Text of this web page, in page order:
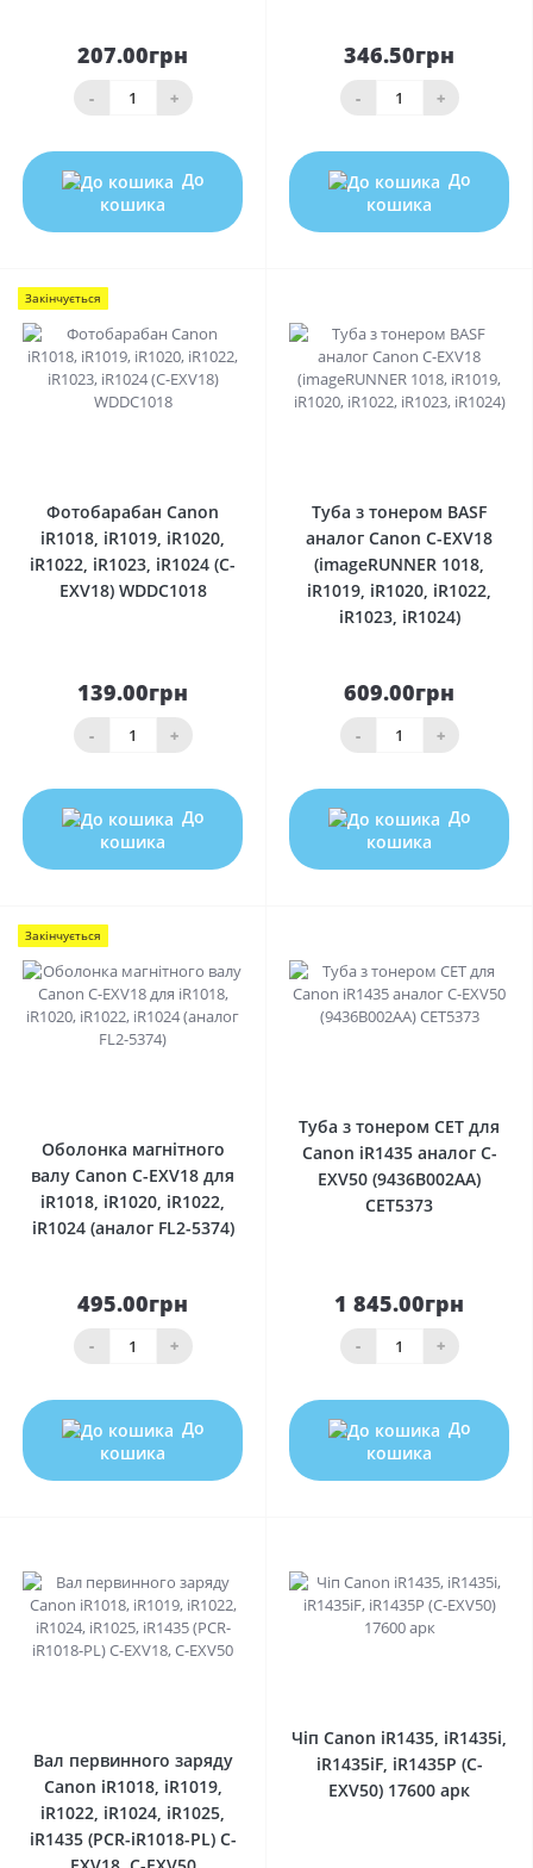
207.00грн
- +
До
кошика
346.50грн
- +
До
кошика
Закінчується
Фотобарабан Canon
iR1018, iR1019, iR1020,
iR1022, iR1023, iR1024 (C-
EXV18) WDDC1018
139.00грн
- +
До
кошика
Туба з тонером BASF
аналог Canon C-EXV18
(imageRUNNER 1018,
iR1019, iR1020, iR1022,
iR1023, iR1024)
609.00грн
- +
До
кошика
Закінчується
Оболонка магнітного
валу Canon C-EXV18 для
iR1018, iR1020, iR1022,
iR1024 (аналог FL2-5374)
495.00грн
- +
До
кошика
Туба з тонером CET для
Canon iR1435 аналог C-
EXV50 (9436B002AA)
CET5373
1 845.00грн
- +
До
кошика
Вал первинного заряду
Canon iR1018, iR1019,
iR1022, iR1024, iR1025,
iR1435 (PCR-iR1018-PL) C-
Чіп Canon iR1435, iR1435i,
iR1435iF, iR1435P (C-
EXV50) 17600 арк